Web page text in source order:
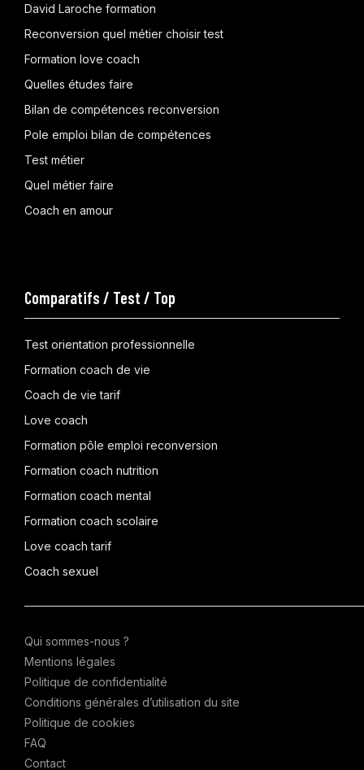
David Laroche formation
Reconversion quel métier choisir test
Formation love coach
Quelles études faire
Bilan de compétences reconversion
Pole emploi bilan de compétences
Test métier
Quel métier faire
Coach en amour
Comparatifs / Test / Top
Test orientation professionnelle
Formation coach de vie
Coach de vie tarif
Love coach
Formation pôle emploi reconversion
Formation coach nutrition
Formation coach mental
Formation coach scolaire
Love coach tarif
Coach sexuel
Qui sommes-nous ?
Mentions légales
Politique de confidentialité
Conditions générales d’utilisation du site
Politique de cookies
FAQ
Contact